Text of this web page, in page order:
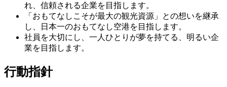
れ、信頼される企業を目指します。
「おもてなしこそが最大の観光資源」との想いを継承
し、日本一のおもてなし空港を目指します。
社員を大切にし、一人ひとりが夢を持てる、明るい企
業を目指します。
行動指針